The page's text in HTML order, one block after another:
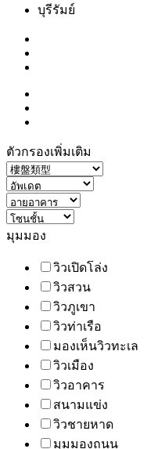
บุรีรัมย์
ตัวกรองเพิ่มเติม
มุมมอง
วิวเปิดโล่ง
วิวสวน
วิวภูเขา
วิวท่าเรือ
มองเห็นวิวทะเล
วิวเมือง
วิวอาคาร
สนามแข่ง
วิวชายหาด
มุมมองถนน